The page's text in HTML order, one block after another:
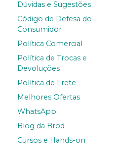
Dúvidas e Sugestões
Código de Defesa do
Consumidor
Política Comercial
Política de Trocas e
Devoluções
Política de Frete
Melhores Ofertas
WhatsApp
Blog da Brod
Cursos e Hands-on